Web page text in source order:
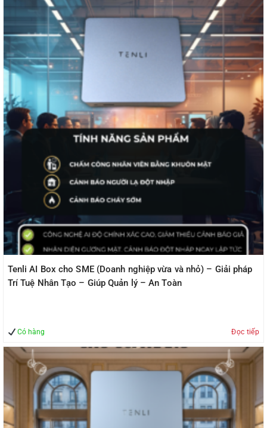
Tenli AI Box cho SME (Doanh nghiệp vừa và nhỏ) – Giải pháp
Trí Tuệ Nhân Tạo – Giúp Quản lý – An Toàn
Có hàng Đọc tiếp